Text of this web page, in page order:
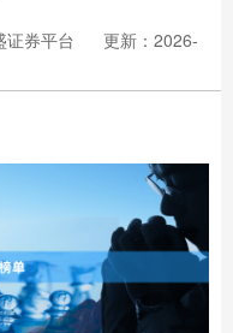
证券平台
更新：2026-